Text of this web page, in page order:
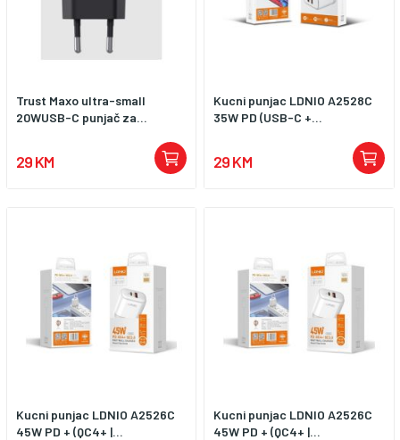
Trust Maxo ultra-small
20WUSB-C punjač za...
29 KM
Kucni punjac LDNIO A2528C
35W PD (USB-C +...
29 KM
Kucni punjac LDNIO A2526C
45W PD + (QC4+ |...
Kucni punjac LDNIO A2526C
45W PD + (QC4+ |...